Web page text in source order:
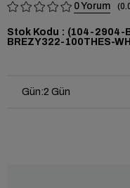
0
Stok Kodu
(104-2904-
BREZY322-100THES-
Gün:2 Gün